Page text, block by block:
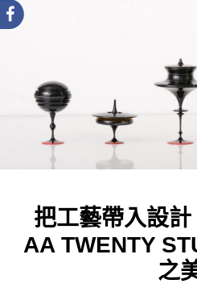
把工藝帶入設
AA TWENTY
之